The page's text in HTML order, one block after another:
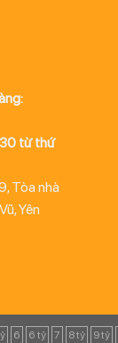
từ thứ
Tòa nhà
Yên
6 6 tỷ 7 8 tỷ 9 tỷ